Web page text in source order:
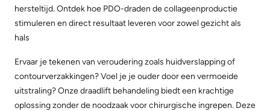
hersteltijd. Ontdek hoe PDO-draden de collageenproductie
stimuleren en direct resultaat leveren voor zowel gezicht als
hals
Ervaar je tekenen van veroudering zoals huidverslapping of
contourverzakkingen? Voel je je ouder door een vermoeide
uitstraling? Onze draadlift behandeling biedt een krachtige
oplossing zonder de noodzaak voor chirurgische ingrepen. Deze